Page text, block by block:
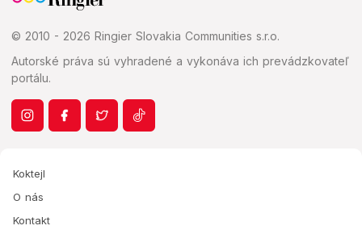
© 2010 - 2026 Ringier Slovakia Communities s.r.o.
Autorské práva sú vyhradené a vykonáva ich prevádzkovateľ
portálu.
Koktejl
O nás
Kontakt